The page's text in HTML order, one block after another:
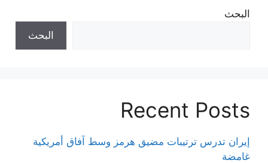
البحث
البحث
Recent Posts
إيران تدرس ترتيبات مضيق هرمز وسط آفاق أمريكية
غامضة